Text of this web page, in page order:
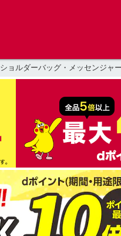
ショルダーバッグ・メッセンジャ